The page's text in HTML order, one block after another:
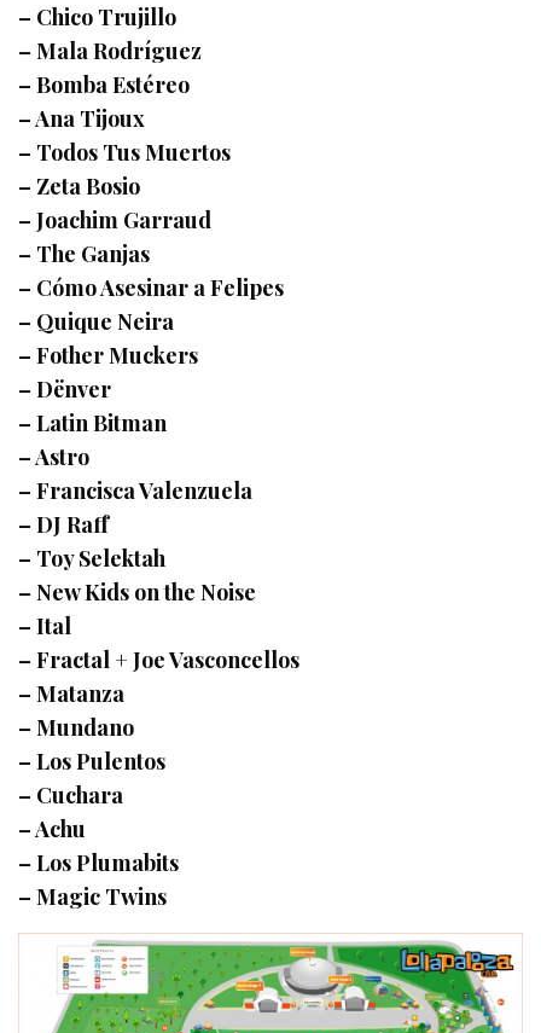
– Chico Trujillo
– Mala Rodríguez
– Bomba Estéreo
– Ana Tijoux
– Todos Tus Muertos
– Zeta Bosio
– Joachim Garraud
– The Ganjas
– Cómo Asesinar a Felipes
– Quique Neira
– Fother Muckers
– Dënver
– Latin Bitman
– Astro
– Francisca Valenzuela
– DJ Raff
– Toy Selektah
– New Kids on the Noise
– Ital
– Fractal + Joe Vasconcellos
– Matanza
– Mundano
– Los Pulentos
– Cuchara
– Achu
– Los Plumabits
– Magic Twins